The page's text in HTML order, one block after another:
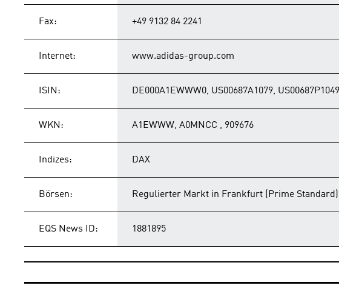
Fax: +49 9132 84 2241
Internet: www.adidas-group.com
ISIN: DE000A1EWWW0, US00687A1079, US00687P1049
WKN: A1EWWW, A0MNCC , 909676
Indizes: DAX
Börsen: Regulierter Markt in Frankfurt (Prime
EQS News ID: 1881895